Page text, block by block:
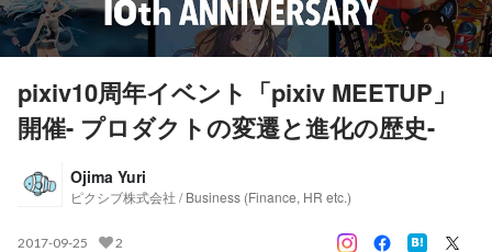
pixiv10周年イベント「pixiv MEETUP」
開催- プロダクトの変遷と進化の歴史-
Ojima Yuri
ピクシブ株式会社 / Business (Finance, HR etc.)
2017-09-25 2